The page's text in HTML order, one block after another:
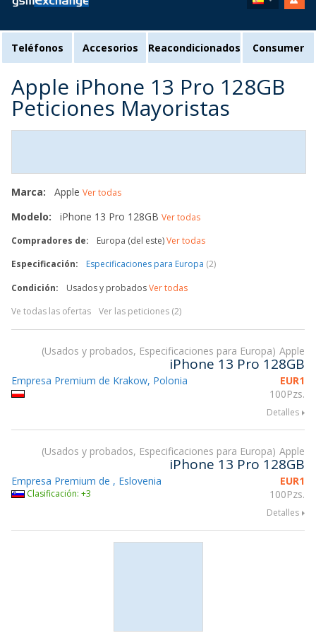
Teléfonos Accesorios Reacondicionados Consumer
Apple iPhone 13 Pro 128GB
Peticiones Mayoristas
Marca: Apple Ver todas
Modelo: iPhone 13 Pro 128GB Ver todas
Compradores de:
Europa (del este)Ver todas
Especificación:
Especificaciones para Europa (2)
Condición:
Usados y probadosVer todas
Ve todas las ofertas
Ver las peticiones (2)
Usados y probados, Especificaciones para Europa Apple
iPhone 13 Pro 128GB
EUR1
100Pzs.
Empresa Premium de Krakow, Polonia
Detalles
Usados y probados, Especificaciones para Europa Apple
iPhone 13 Pro 128GB
EUR1
100Pzs.
Empresa Premium de , Eslovenia
Clasificación: +3
Detalles